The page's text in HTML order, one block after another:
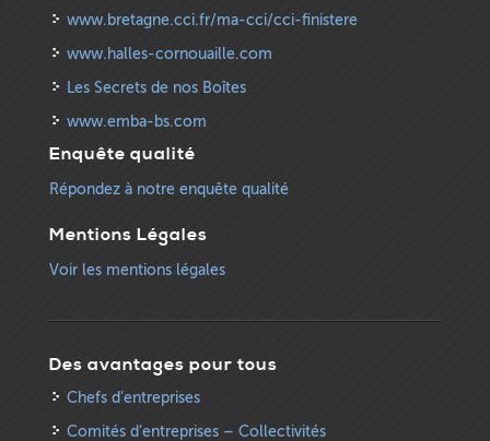
www.bretagne.cci.fr/ma-cci/cci-finistere
www.halles-cornouaille.com
Les Secrets de nos Boîtes
www.emba-bs.com
Enquête qualité
Répondez à notre enquête qualité
Mentions Légales
Voir les mentions légales
Des avantages pour tous
Chefs d’entreprises
Comités d’entreprises – Collectivités